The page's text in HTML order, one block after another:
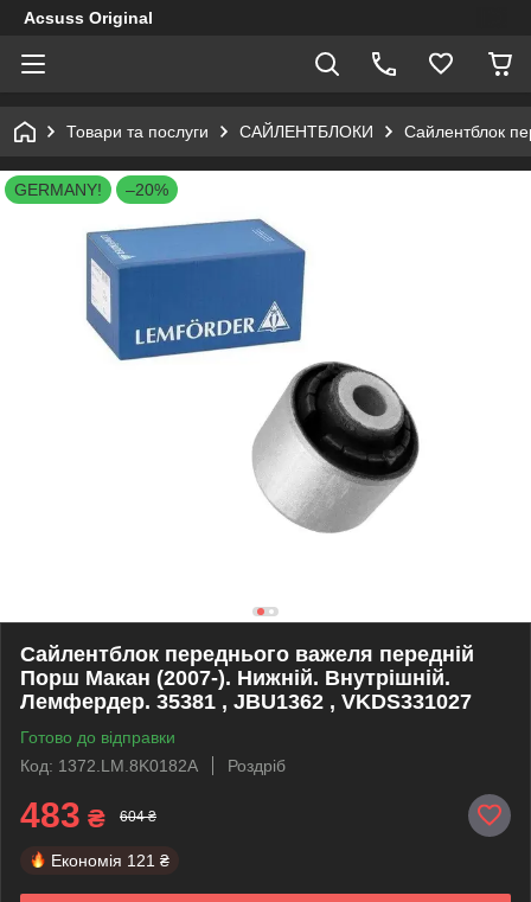
Acsuss Original
Товари та послуги САЙЛЕНТБЛОКИ Сайлентблок
GERMANY! –20%
Сайлентблок переднього важеля передній
Порш Макан (2007-). Нижній. Внутрішній.
Лемфердер. 35381 , JBU1362 , VKDS331027
Готово до відправки
Код: 1372.LM.8K0182A
Роздріб
483 ₴ 604 ₴
Економія 121 ₴